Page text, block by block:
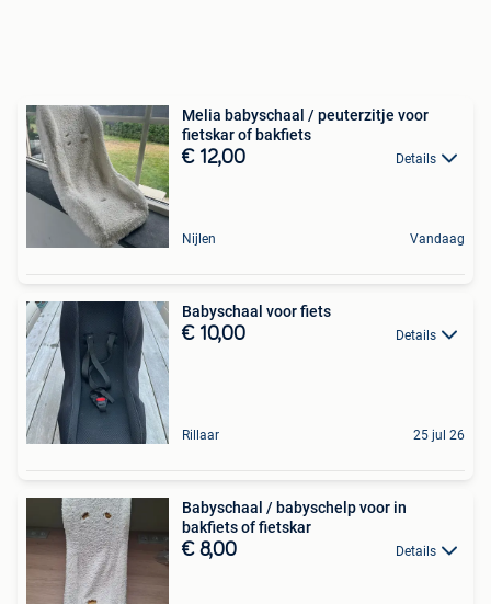
Melia babyschaal / peuterzitje voor
fietskar of bakfiets
€ 12,00 Details
Nijlen Vandaag
Babyschaal voor fiets
€ 10,00 Details
Rillaar 25 jul 26
Babyschaal / babyschelp voor in
bakfiets of fietskar
€ 8,00 Details